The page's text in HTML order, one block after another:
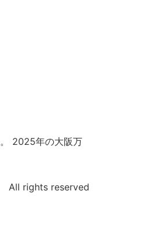
2025年の大阪万
All rights reserved